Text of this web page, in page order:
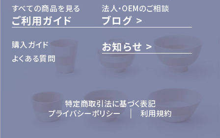
すべての商品を見る
法人・OEMのご相談
ご利用ガイド
購入ガイド
よくある質問
ブログ
お知らせ
特定商取引法に基づく表記
プライバシーポリシー
利用規約